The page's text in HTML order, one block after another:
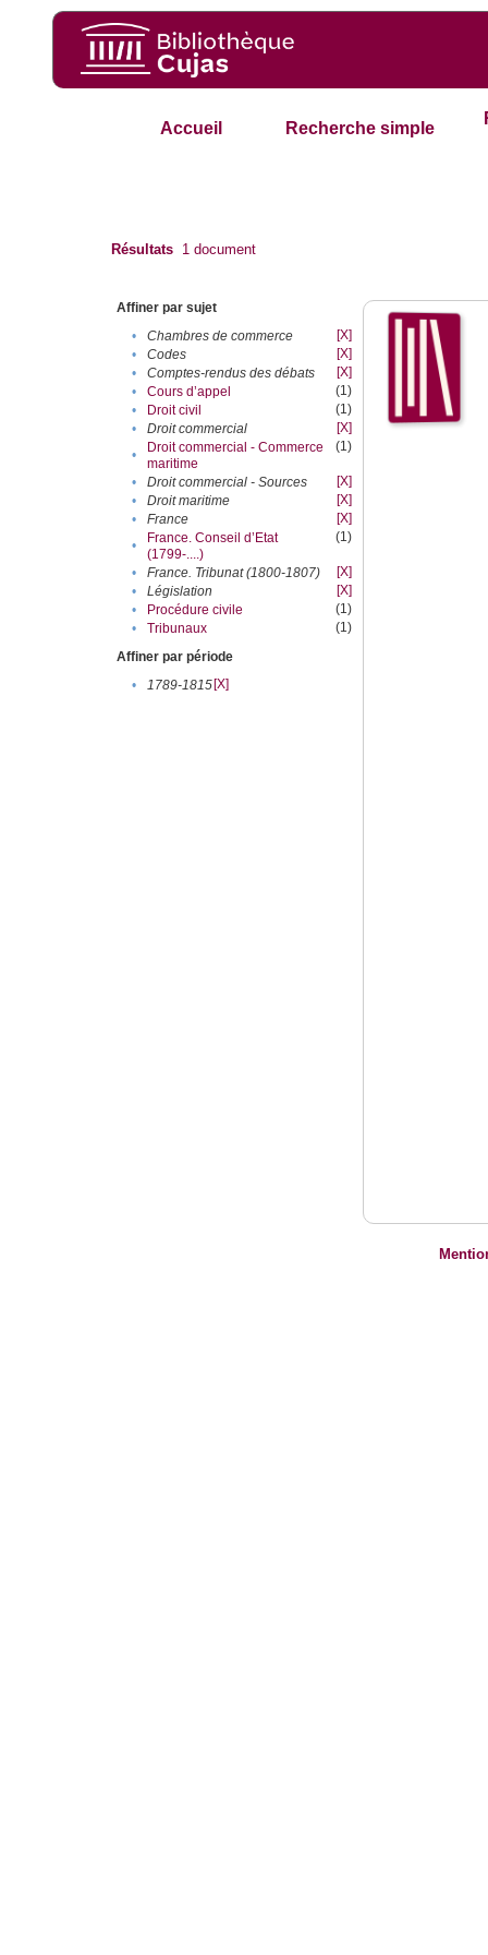
Accueil Recherche simple
Résultats 1 document
Affiner par sujet
•
Chambres de commerce
[X]
•
Codes
[X]
•
Comptes-rendus des débats
[X]
•
Cours d’appel
(1)
•
Droit civil
(1)
•
Droit commercial
[X]
•
Droit commercial - Commerce
maritime
(1)
• Droit commercial - Sources
[X]
•
Droit maritime
[X]
•
France
[X]
•
France. Conseil d’Etat
(1799-....)
(1)
• France. Tribunat (1800-1807)
[X]
•
Législation
[X]
•
Procédure civile
(1)
•
Tribunaux
(1)
Affiner par période
•
1789-1815[X]